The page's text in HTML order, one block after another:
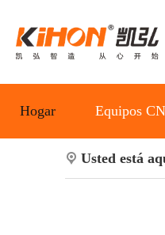
Hogar Equipos
Usted está